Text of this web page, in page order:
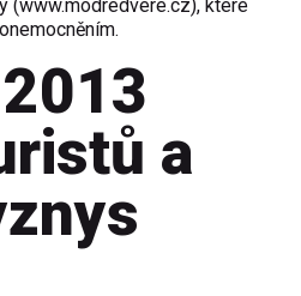
(www.modredvere.cz), které
a